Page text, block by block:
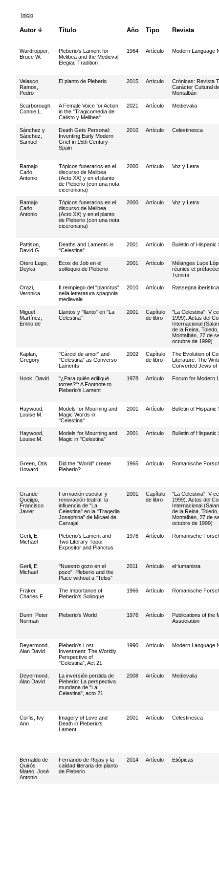
Inicio
Autor Título Año Tipo Revista
Wardropper,
Bruce W.
Pleberio's Lament for
Melibea and the Medieval
Elegiac Tradition
1964 Artículo Modern Language
Velasco
Ramos,
Pedro
El planto de Pleberio 2015 Artículo
Crónicas: Revista
Carácter Cultural
Montalbán
Scarborough,
Connie L.
A Female Voice for Action
in the "Tragicomedia de
Calisto y Melibea"
2021 Artículo Medievalia
Sánchez y
Sánchez,
Samuel
Death Gets Personal:
Inventing Early Modern
Grief in 15th Century
Spain
2010 Artículo Celestinesca
Ramajo
Caño,
Antonio
Tópicos funerarios en el
discurso de Melibea
(Acto XX) y en el planto
de Pleberio (con una nota
ciceroniana)
2000 Artículo Voz y Letra
Ramajo
Caño,
Antonio
Tópicos funerarios en el
discurso de Melibea
(Acto XX) y en el planto
de Pleberio (con una nota
ciceroniana)
2000 Artículo Voz y Letra
Pattison,
David G.
Deaths and Laments in
"Celestina"
2001 Artículo Bulletin of Hispanic
Otero Lugo,
Deyka
Ecos de Job en el
soliloquio de Pleberio
2001 Artículo
Mélanges Luce
réunies et
Temimi
Orazi,
Veronica
Il reimpiego del "planctus"
nella letteratura spagnola
medievale
2010 Artículo Rassegna iberistica
Miguel
Martínez,
Emilio de
Llantos y "llanto" en "La
Celestina"
2001
Capítulo
de libro
"La Celestina", V
1999). Actas del
Internacional
de la Reina,
Montalbán, 27 de
octubre de 1999)
Kaplan,
Gregory
"Cárcel de amor" and
"Celestina" as Converso
Laments
2002
Capítulo
de libro
The Evolution of
Literature. The
Converted Jews of
Hook, David
"¿Para quién edifiqué
torres?": A Footnote to
Pleberio's Lament
1978 Artículo Forum for Modern
Haywood,
Louise M.
Models for Mourning and
Magic Words in
"Celestina"
2001 Artículo Bulletin of Hispanic
Haywood,
Louise M.
Models for Mourning and
Magic in "Celestina"
2001 Artículo Bulletin of Hispanic
Green, Otis
Howard
Did the "World" create
Pleberio?
1965 Artículo Romanische
Grande
Quejigo,
Francisco
Javier
Formación escolar y
renovación teatral: la
influencia de "La
Celestina" en la "Tragedia
Josephina" de Micael de
Carvajal
2001
Capítulo
de libro
"La Celestina", V
1999). Actas del
Internacional
de la Reina,
Montalbán, 27 de
octubre de 1999)
Gerli, E.
Michael
Pleberio's Lament and
Two Literary Topoi:
Expositor and Planctus
1976 Artículo Romanische
Gerli, E.
Michael
"Nuestro gozo en el
pozo": Pleberio and the
Place without a "Telos"
2011 Artículo eHumanista
Fraker,
Charles F.
The Importance of
Pleberio's Soliloque
1966 Artículo Romanische
Dunn, Peter
Norman
Pleberio's World 1976 Artículo
Publications of the
Association
Deyermond,
Alan David
Pleberio's Lost
Investment: The Worldly
Perspective of
"Celestina", Act 21
1990 Artículo Modern Language
Deyermond,
Alan David
La inversión perdida de
Pleberio: La perspectiva
mundana de "La
Celestina", acto 21
2008 Artículo Medievalia
Corfis, Ivy
Ann
Imagery of Love and
Death in Pleberio's
Lament
2001 Artículo Celestinesca
Bernaldo de
Quirós
Mateo, José
Antonio
Fernando de Rojas y la
calidad literaria del planto
de Pleberio
2014 Artículo Etiópicas